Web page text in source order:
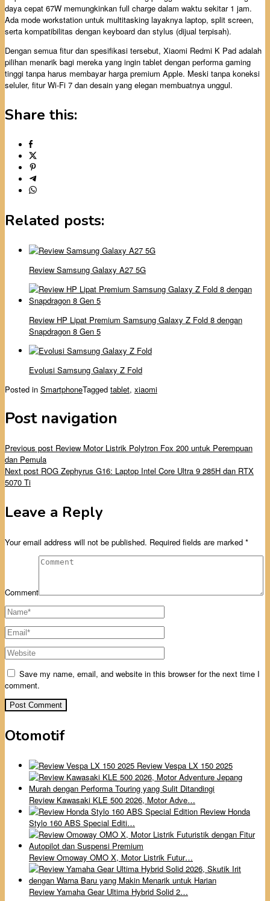
daya cepat 67W memungkinkan full charge dalam waktu sekitar 1 jam.
Ada mode workstation untuk multitasking layaknya laptop, split screen,
serta kompatibilitas dengan keyboard dan stylus (dijual terpisah).
Dengan semua fitur dan spesifikasi tersebut, Xiaomi Redmi K Pad adalah
pilihan menarik bagi mereka yang ingin tablet dengan performa gaming
tinggi tanpa harus membayar harga premium Apple. Meski tanpa koneksi
seluler, fitur Wi-Fi 7 dan desain yang elegan membuatnya unggul.
Share this:
Related posts:
Review Samsung Galaxy A27 5G
Review HP Lipat Premium Samsung Galaxy Z Fold 8 dengan
Snapdragon 8 Gen 5
Evolusi Samsung Galaxy Z Fold
Posted in SmartphoneTagged tablet, xiaomi
Post navigation
Previous post Review Motor Listrik Polytron Fox 200 untuk Perempuan
dan Pemula
Next post ROG Zephyrus G16: Laptop Intel Core Ultra 9 285H dan RTX
5070 Ti
Leave a Reply
Your email address will not be published. Required fields are marked *
Comment
Save my name, email, and website in this browser for the next time I
comment.
Otomotif
Review Vespa LX 150 2025
Review Kawasaki KLE 500 2026, Motor Adve…
Review Honda
Stylo 160 ABS Special Editi…
Review Omoway OMO X, Motor Listrik Futur…
Review Yamaha Gear Ultima Hybrid Solid 2…